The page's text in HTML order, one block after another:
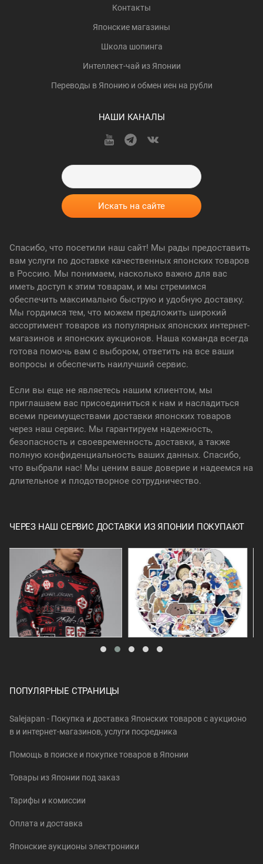
Контакты
Японские магазины
Школа шопинга
Интеллект-чай из Японии
Переводы в Японию и обмен иен на рубли
НАШИ КАНАЛЫ
Спасибо, что посетили наш сайт! Мы рады предоставить
вам услуги по доставке качественных японских товаров
в Россию. Мы понимаем, насколько важно для вас
иметь доступ к этим товарам, и мы стремимся
обеспечить максимально быструю и удобную доставку.
Мы гордимся тем, что можем предложить широкий
ассортимент товаров из популярных японских интернет-
магазинов и японских аукционов. Наша команда всегда
готова помочь вам с выбором, ответить на все ваши
вопросы и обеспечить наилучший сервис.
Если вы еще не являетесь нашим клиентом, мы
приглашаем вас присоединиться к нам и насладиться
всеми преимуществами доставки японских товаров
через наш сервис. Мы гарантируем надежность,
безопасность и своевременность доставки, а также
полную конфиденциальность ваших данных. Спасибо,
что выбрали нас! Мы ценим ваше доверие и надеемся на
длительное и плодотворное сотрудничество.
ЧЕРЕЗ НАШ СЕРВИС ДОСТАВКИ ИЗ ЯПОНИИ ПОКУПАЮТ
ПОПУЛЯРНЫЕ СТРАНИЦЫ
Salejapan - Покупка и доставка Японских товаров c аукционо
в и интернет-магазинов, услуги посредника
Помощь в поиске и покупке товаров в Японии
Товары из Японии под заказ
Тарифы и комиссии
Оплата и доставка
Японские аукционы электроники